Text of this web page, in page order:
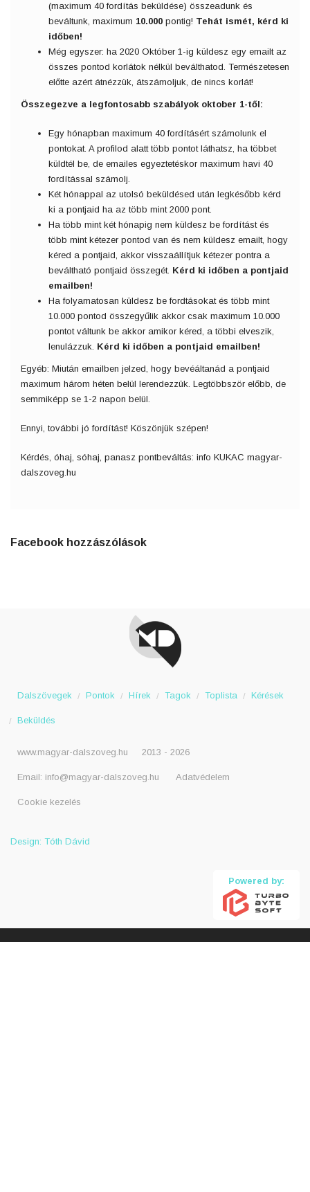
(maximum 40 fordítás beküldése) összeadunk és
beváltunk, maximum 10.000 pontig! Tehát ismét, kérd ki
időben!
Még egyszer: ha 2020 Október 1-ig küldesz egy emailt az
összes pontod korlátok nélkül beválthatod. Természetesen
előtte azért átnézzük, átszámoljuk, de nincs korlát!
Összegezve a legfontosabb szabályok oktober 1-től:
Egy hónapban maximum 40 fordításért számolunk el
pontokat. A profilod alatt több pontot láthatsz, ha többet
küldtél be, de emailes egyeztetéskor maximum havi 40
fordítással számolj.
Két hónappal az utolsó beküldésed után legkésőbb kérd
ki a pontjaid ha az több mint 2000 pont.
Ha több mint két hónapig nem küldesz be fordítást és
több mint kétezer pontod van és nem küldesz emailt, hogy
kéred a pontjaid, akkor visszaállítjuk kétezer pontra a
beváltható pontjaid összegét. Kérd ki időben a pontjaid
emailben!
Ha folyamatosan küldesz be fordtásokat és több mint
10.000 pontod összegyűlik akkor csak maximum 10.000
pontot váltunk be akkor amikor kéred, a többi elveszik,
lenulázzuk. Kérd ki időben a pontjaid emailben!
Egyéb: Miután emailben jelzed, hogy bevéáltanád a pontjaid
maximum három héten belül lerendezzük. Legtöbbször előbb, de
semmiképp se 1-2 napon belül.
Ennyi, további jó fordítást! Köszönjük szépen!
Kérdés, óhaj, sóhaj, panasz pontbeváltás: info KUKAC magyar-
dalszoveg.hu
Facebook hozzászólások
Dalszövegek Pontok Hírek Tagok Toplista Kérések
Beküldés
www.magyar-dalszoveg.hu 2013 - 2026
Email: info@magyar-dalszoveg.hu Adatvédelem
Cookie kezelés
Design: Tóth Dávid
Powered by: